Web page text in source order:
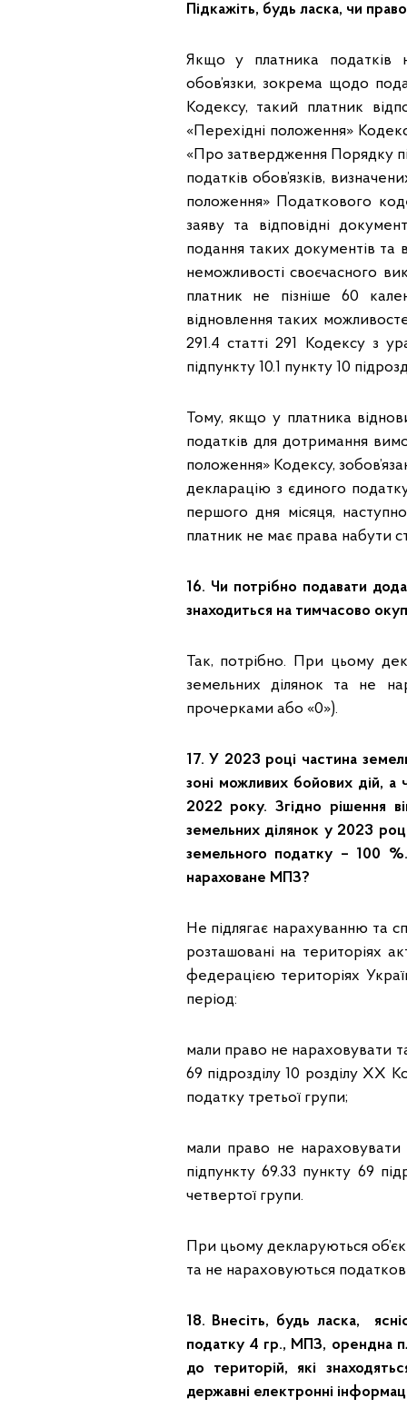
Підкажіть, будь ласка, чи
Якщо у платника податків
обов’язки, зокрема щодо
Кодексу, такий платник
«Перехідні положення»
«Про затвердження Порядку
податків обов’язків,
положення» Податкового
заяву та відповідні
подання таких документів
неможливості своєчасного
платник не пізніше 60
відновлення таких
291.4 статті 291 Кодексу з
підпункту 10.1 пункту 10
Тому, якщо у платника
податків для дотримання
положення» Кодексу,
декларацію з єдиного
першого дня місяця,
платник не має права набути
16. Чи потрібно подавати
знаходиться на тимчасово
Так, потрібно. При цьому
земельних ділянок та не
прочерками або «0»).
17. У 2023 році частина
зоні можливих бойових дій, а
2022 року. Згідно рішення
земельних ділянок у 2023
земельного податку – 100
нараховане МПЗ?
Не підлягає нарахуванню та
розташовані на територіях
федерацією територіях
період:
мали право не нараховувати
69 підрозділу 10 розділу ХХ
податку третьої групи;
мали право не нараховувати
підпункту 69.33 пункту 69
четвертої групи.
При цьому декларуються
та не нараховуються
18. Внесіть, будь ласка,
податку 4 гр., МПЗ, орендна
до територій, які
державні електронні